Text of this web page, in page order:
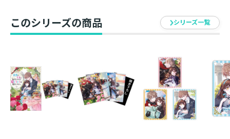
このシリーズの商品 シリーズ一覧